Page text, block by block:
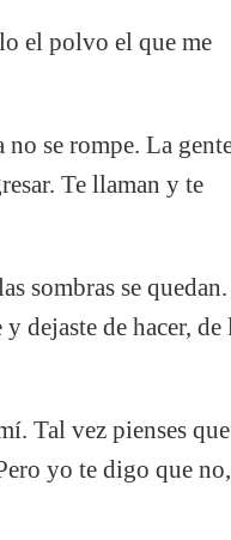
el polvo el que me
se rompe. La
Te llaman y te
sombras se
dejaste de hacer, de
Tal vez pienses
yo te digo que no,